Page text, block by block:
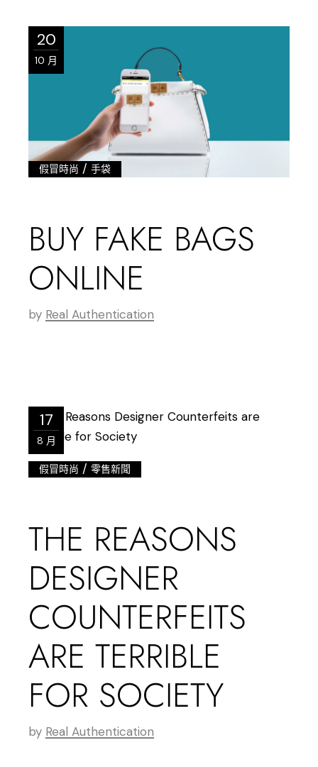
20
10 月
假冒時尚 /手袋
BUY FAKE BAGS
ONLINE
by Real Authentication
17
8 月
假冒時尚 /零售新聞
THE REASONS
DESIGNER
COUNTERFEITS
ARE TERRIBLE
FOR SOCIETY
by Real Authentication